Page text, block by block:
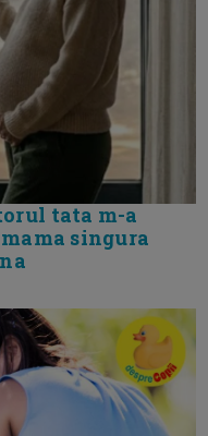
tata m-a
singura